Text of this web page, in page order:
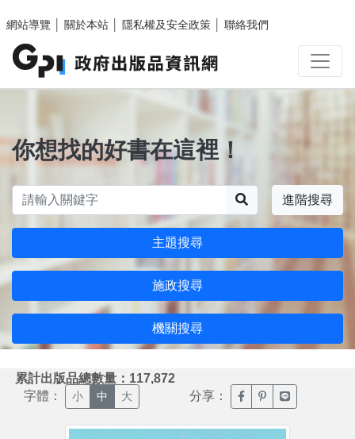
網站導覽
關於本站 隱私權及安全政策 聯絡我們
你想找的好書在這裡！
進階搜尋
主題搜尋
施政搜尋
機關搜尋
累計出版品總數量：117,872
字體： 小 中 大 分享： 臉書分享(另開新視窗)
噗浪分享(另開新
Line分享(另